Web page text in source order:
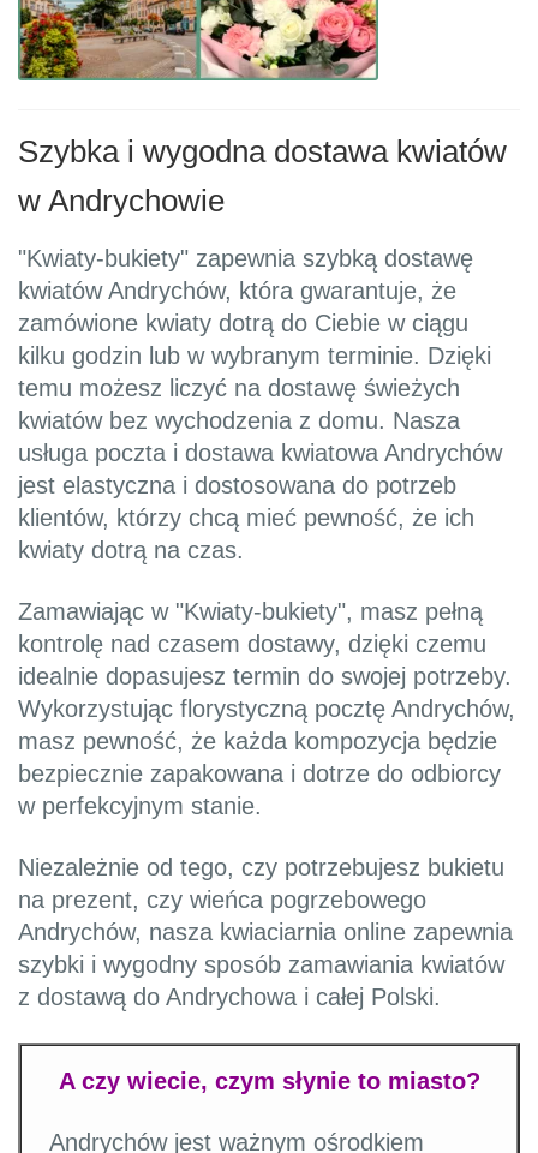
Szybka i wygodna dostawa kwiatów
w Andrychowie
"Kwiaty-bukiety" zapewnia szybką dostawę
kwiatów Andrychów, która gwarantuje, że
zamówione kwiaty dotrą do Ciebie w ciągu
kilku godzin lub w wybranym terminie. Dzięki
temu możesz liczyć na dostawę świeżych
kwiatów bez wychodzenia z domu. Nasza
usługa poczta i dostawa kwiatowa Andrychów
jest elastyczna i dostosowana do potrzeb
klientów, którzy chcą mieć pewność, że ich
kwiaty dotrą na czas.
Zamawiając w "Kwiaty-bukiety", masz pełną
kontrolę nad czasem dostawy, dzięki czemu
idealnie dopasujesz termin do swojej potrzeby.
Wykorzystując florystyczną pocztę Andrychów,
masz pewność, że każda kompozycja będzie
bezpiecznie zapakowana i dotrze do odbiorcy
w perfekcyjnym stanie.
Niezależnie od tego, czy potrzebujesz bukietu
na prezent, czy wieńca pogrzebowego
Andrychów, nasza kwiaciarnia online zapewnia
szybki i wygodny sposób zamawiania kwiatów
z dostawą do Andrychowa i całej Polski.
A czy wiecie, czym słynie to miasto?
Andrychów jest ważnym ośrodkiem